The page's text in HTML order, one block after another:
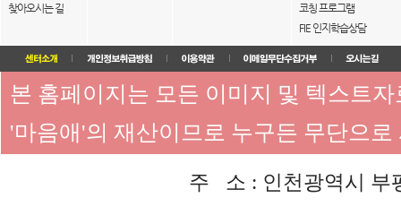
찾아오시는 길
코칭 프로그램
FIE 인지학습상담
본 홈페이지는 모든 이미지 및 텍스트
'마음애'의 재산이므로 누구든 무단으
주 소 : 인천광역시 부